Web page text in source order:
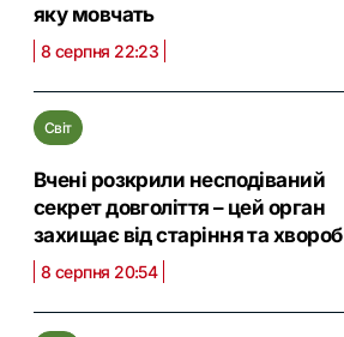
яку мовчать
8 серпня 22:23
Світ
Вчені розкрили несподіваний
секрет довголіття – цей орган
захищає від старіння та хвороб
8 серпня 20:54